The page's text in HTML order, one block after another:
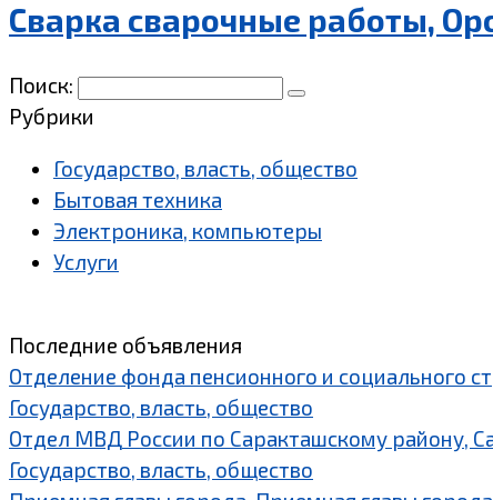
Сварка сварочные работы,
Поиск:
Рубрики
Государство, власть, общество
Бытовая техника
Электроника, компьютеры
Услуги
Последние объявления
Отделение фонда пенсионного и социального
Государство, власть, общество
Отдел МВД России по Саракташскому району,
Государство, власть, общество